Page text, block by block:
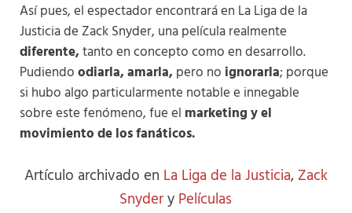
Así pues, el espectador encontrará en La Liga de la
Justicia de Zack Snyder, una película realmente
diferente,tanto en concepto como en desarrollo.
Pudiendoodiarla, amarla, pero no ignorarla; porque
si hubo algo particularmente notable e innegable
sobre este fenómeno, fue el marketingyel
movimiento de los fanáticos.
Artículo archivado en La Liga de la Justicia, Zack
Snydery Películas